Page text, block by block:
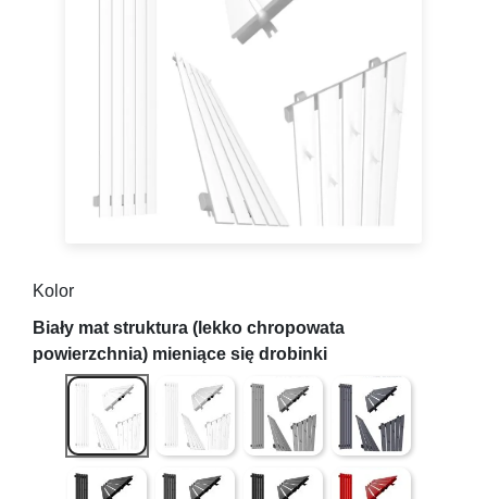
Kolor
Biały mat struktura (lekko chropowata powierzchnia)
Biały połysk (gładki)Antracyt struktura (lekko
Grafit ( gładki z
Czarny Mat ( gładki )Czarna struktura (lekko chropowata
Czarny połysk ( gładki )
Czerwony połysk (